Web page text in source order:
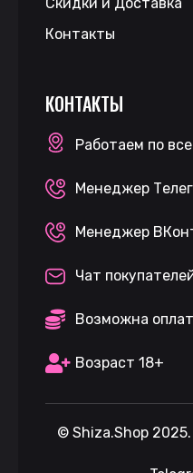
Скидки и Доставка
Контакты
КОНТАКТЫ
Работаем по
Менеджер
Менеджер
Чат
Возможна
Возраст 18+
© Shiza.Shop